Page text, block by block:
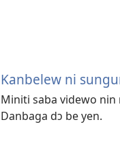
Kanbelew ni
Miniti saba videwo nin
Danbaga dɔ be yen.